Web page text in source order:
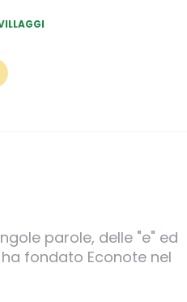
parole, delle "e" ed
fondato Econote nel